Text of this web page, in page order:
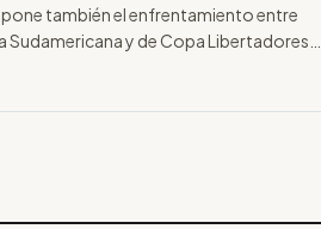
también el enfrentamiento entre
Sudamericana y de Copa Libertadores